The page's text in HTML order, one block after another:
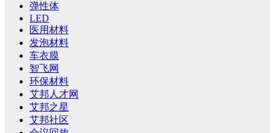
弹性体
LED
医用材料
发泡材料
车衣膜
智飞网
环保材料
艾邦人才网
艾邦之星
艾邦社区